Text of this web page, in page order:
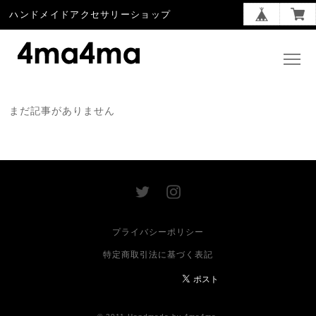
ハンドメイドアクセサリーショップ
まだ記事がありません
プライバシーポリシー
特定商取引法に基づく表記